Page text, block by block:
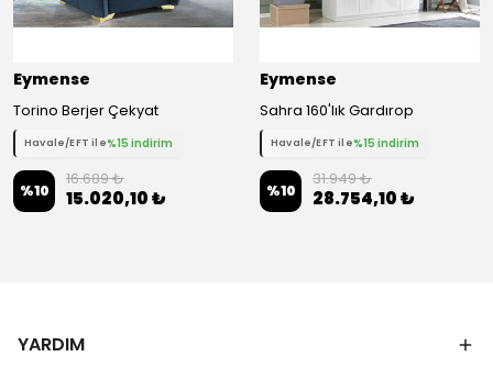
Eymense
Torino Berjer Çekyat
Havale/EFT ile%15 indirim
%10
16.689 ₺
15.020,10 ₺
Eymense
Sahra 160'lık Gardırop
Havale/EFT ile%15 indirim
%10
31.949 ₺
28.754,10 ₺
YARDIM